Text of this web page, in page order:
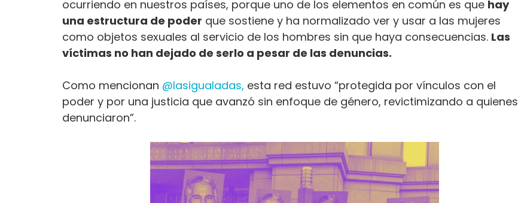
ocurriendo en nuestros países, porque uno de los elementos en común es que hay
una estructura de poder que sostiene y ha normalizado ver y usar a las mujeres
como objetos sexuales al servicio de los hombres sin que haya consecuencias. Las
víctimas no han dejado de serlo a pesar de las denuncias.
Como mencionan @lasigualadas, esta red estuvo “protegida por vínculos con el
poder y por una justicia que avanzó sin enfoque de género, revictimizando a quienes
denunciaron”.